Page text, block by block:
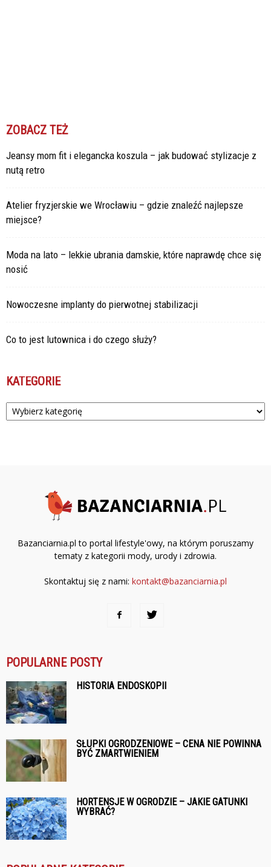
ZOBACZ TEŻ
Jeansy mom fit i elegancka koszula – jak budować stylizacje z
nutą retro
Atelier fryzjerskie we Wrocławiu – gdzie znaleźć najlepsze
miejsce?
Moda na lato – lekkie ubrania damskie, które naprawdę chce się
nosić
Nowoczesne implanty do pierwotnej stabilizacji
Co to jest lutownica i do czego służy?
KATEGORIE
Kategorie
Bazanciarnia.pl to portal lifestyle'owy, na którym poruszamy
tematy z kategorii mody, urody i zdrowia.
Skontaktuj się z nami: kontakt@bazanciarnia.pl
POPULARNE POSTY
HISTORIA ENDOSKOPII
SŁUPKI OGRODZENIOWE – CENA NIE POWINNA
BYĆ ZMARTWIENIEM
HORTENSJE W OGRODZIE – JAKIE GATUNKI
WYBRAĆ?